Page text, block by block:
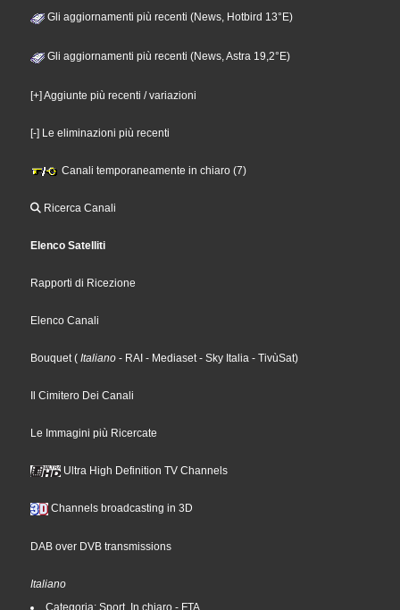
Gli aggiornamenti più recenti (News, Hotbird 13°E)
Gli aggiornamenti più recenti (News, Astra 19,2°E)
[+] Aggiunte più recenti / variazioni
[-] Le eliminazioni più recenti
Canali temporaneamente in chiaro (7)
Ricerca Canali
Elenco Satelliti
Rapporti di Ricezione
Elenco Canali
Bouquet ( Italiano - RAI - Mediaset - Sky Italia - TivùSat)
Il Cimitero Dei Canali
Le Immagini più Ricercate
Ultra High Definition TV Channels
Channels broadcasting in 3D
DAB over DVB transmissions
Italiano
Categoria: Sport, In chiaro - FTA